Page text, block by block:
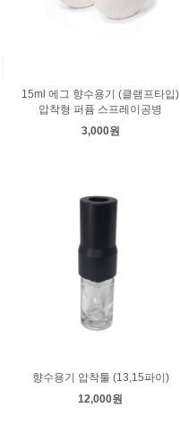
15ml 에그 향수용기 (클램프타입)
압착형 퍼퓸 스프레이공병
3,000원
향수용기 압착툴 (13,15파이)
12,000원